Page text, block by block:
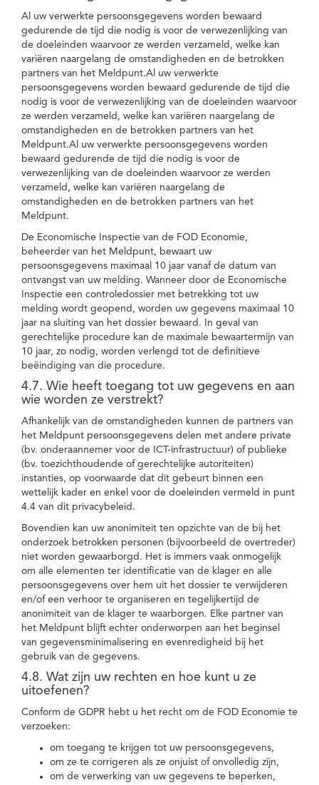
Al uw verwerkte persoonsgegevens worden bewaard
gedurende de tijd die nodig is voor de verwezenlijking van
de doeleinden waarvoor ze werden verzameld, welke kan
variëren naargelang de omstandigheden en de betrokken
partners van het Meldpunt.Al uw verwerkte
persoonsgegevens worden bewaard gedurende de tijd die
nodig is voor de verwezenlijking van de doeleinden waarvoor
ze werden verzameld, welke kan variëren naargelang de
omstandigheden en de betrokken partners van het
Meldpunt.Al uw verwerkte persoonsgegevens worden
bewaard gedurende de tijd die nodig is voor de
verwezenlijking van de doeleinden waarvoor ze werden
verzameld, welke kan variëren naargelang de
omstandigheden en de betrokken partners van het
Meldpunt.
De Economische Inspectie van de FOD Economie,
beheerder van het Meldpunt, bewaart uw
persoonsgegevens maximaal 10 jaar vanaf de datum van
ontvangst van uw melding. Wanneer door de Economische
Inspectie een controledossier met betrekking tot uw
melding wordt geopend, worden uw gegevens maximaal 10
jaar na sluiting van het dossier bewaard. In geval van
gerechtelijke procedure kan de maximale bewaartermijn van
10 jaar, zo nodig, worden verlengd tot de definitieve
beëindiging van die procedure.
4.7. Wie heeft toegang tot uw gegevens en aan
wie worden ze verstrekt?
Afhankelijk van de omstandigheden kunnen de partners van
het Meldpunt persoonsgegevens delen met andere private
(bv. onderaannemer voor de ICT-infrastructuur) of publieke
(bv. toezichthoudende of gerechtelijke autoriteiten)
instanties, op voorwaarde dat dit gebeurt binnen een
wettelijk kader en enkel voor de doeleinden vermeld in punt
4.4 van dit privacybeleid.
Bovendien kan uw anonimiteit ten opzichte van de bij het
onderzoek betrokken personen (bijvoorbeeld de overtreder)
niet worden gewaarborgd. Het is immers vaak onmogelijk
om alle elementen ter identificatie van de klager en alle
persoonsgegevens over hem uit het dossier te verwijderen
en/of een verhoor te organiseren en tegelijkertijd de
anonimiteit van de klager te waarborgen. Elke partner van
het Meldpunt blijft echter onderworpen aan het beginsel
van gegevensminimalisering en evenredigheid bij het
gebruik van de gegevens.
4.8. Wat zijn uw rechten en hoe kunt u ze
uitoefenen?
Conform de GDPR hebt u het recht om de FOD Economie te
verzoeken:
om toegang te krijgen tot uw persoonsgegevens,
om ze te corrigeren als ze onjuist of onvolledig zijn,
om de verwerking van uw gegevens te beperken,